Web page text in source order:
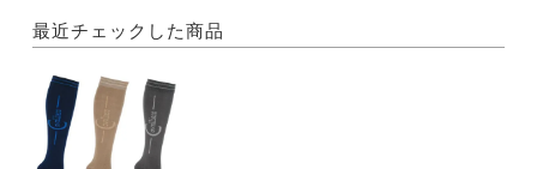
最近チェックした商品